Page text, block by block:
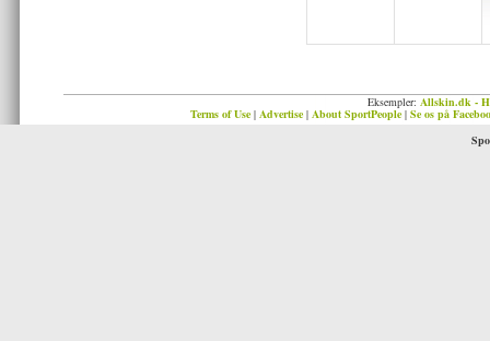
Terms of Use| Advertise| About SportPeople| Se os på
Eksempler: Allskin.dk -